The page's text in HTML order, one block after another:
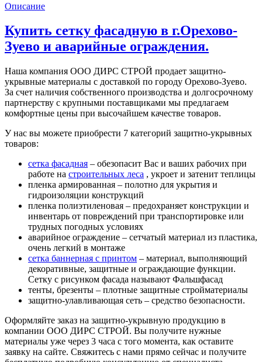
Описание
Купить сетку фасадную в г.Орехово-
Зуево и аварийные ограждения.
Наша компания ООО ДИРС СТРОЙ продает защитно-
укрывные материалы с доставкой по городу Орехово-Зуево.
За счет наличия собственного производства и долгосрочному
партнерству с крупными поставщиками мы предлагаем
комфортные цены при высочайшем качестве товаров.
У нас вы можете приобрести 7 категорий защитно-укрывных
товаров:
сетка фасадная – обезопасит Вас и ваших рабочих при
работе на строительных леса , укроет и затенит теплицы
пленка армированная – полотно для укрытия и
гидроизоляции конструкций
пленка полиэтиленовая – предохраняет конструкции и
инвентарь от повреждений при транспортировке или
трудных погодных условиях
аварийное ограждение – сетчатый материал из пластика,
очень легкий в монтаже
сетка баннерная с принтом – материал, выполняющий
декоративные, защитные и ограждающие функции.
Сетку с рисунком фасада называют Фальшфасад
тенты, брезенты – плотные защитные стройматериалы
защитно-улавливающая сеть – средство безопасности.
Оформляйте заказ на защитно-укрывную продукцию в
компании ООО ДИРС СТРОЙ. Вы получите нужные
материалы уже через 3 часа с того момента, как оставите
заявку на сайте. Свяжитесь с нами прямо сейчас и получите